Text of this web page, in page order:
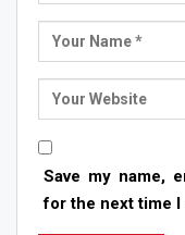
Save my name,
for the next time I